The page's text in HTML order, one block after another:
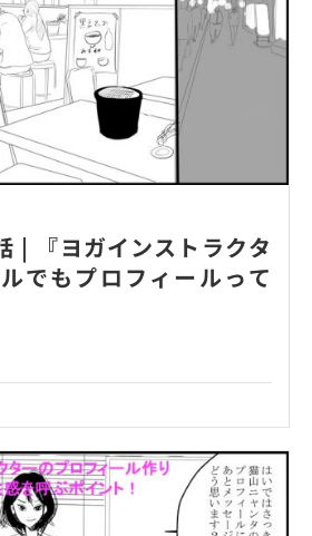
| 『ヨガインストラクタ
でもプロフィールって